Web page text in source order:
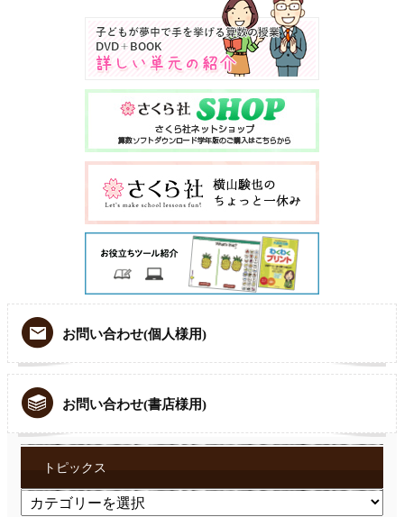
お問い合わせ(個人様用)
お問い合わせ(書店様用)
トピックス
ト